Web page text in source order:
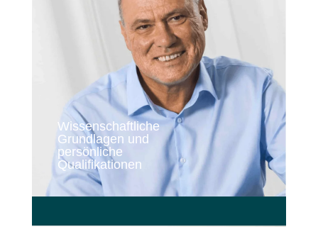
Wissenschaftliche
Grundlagen und
persönliche
Qualifikationen